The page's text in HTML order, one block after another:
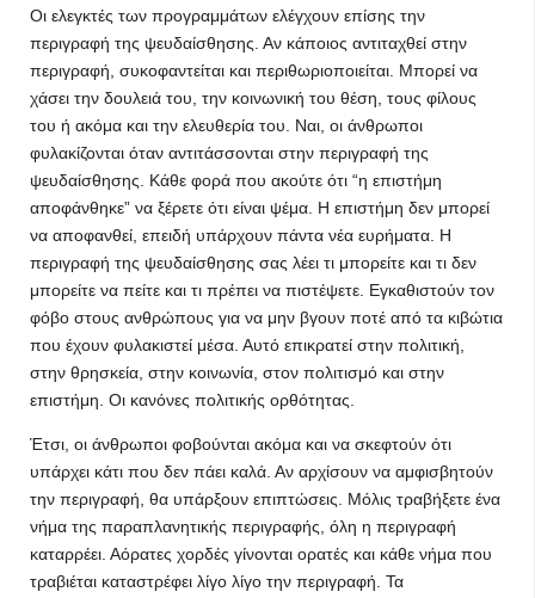
Οι ελεγκτές των προγραμμάτων ελέγχουν επίσης την
περιγραφή της ψευδαίσθησης. Αν κάποιος αντιταχθεί στην
περιγραφή, συκοφαντείται και περιθωριοποιείται. Μπορεί να
χάσει την δουλειά του, την κοινωνική του θέση, τους φίλους
του ή ακόμα και την ελευθερία του. Ναι, οι άνθρωποι
φυλακίζονται όταν αντιτάσσονται στην περιγραφή της
ψευδαίσθησης. Κάθε φορά που ακούτε ότι “η επιστήμη
αποφάνθηκε” να ξέρετε ότι είναι ψέμα. Η επιστήμη δεν μπορεί
να αποφανθεί, επειδή υπάρχουν πάντα νέα ευρήματα. Η
περιγραφή της ψευδαίσθησης σας λέει τι μπορείτε και τι δεν
μπορείτε να πείτε και τι πρέπει να πιστέψετε. Εγκαθιστούν τον
φόβο στους ανθρώπους για να μην βγουν ποτέ από τα κιβώτια
που έχουν φυλακιστεί μέσα. Αυτό επικρατεί στην πολιτική,
στην θρησκεία, στην κοινωνία, στον πολιτισμό και στην
επιστήμη. Οι κανόνες πολιτικής ορθότητας.
Έτσι, οι άνθρωποι φοβούνται ακόμα και να σκεφτούν ότι
υπάρχει κάτι που δεν πάει καλά. Αν αρχίσουν να αμφισβητούν
την περιγραφή, θα υπάρξουν επιπτώσεις. Μόλις τραβήξετε ένα
νήμα της παραπλανητικής περιγραφής, όλη η περιγραφή
καταρρέει. Αόρατες χορδές γίνονται ορατές και κάθε νήμα που
τραβιέται καταστρέφει λίγο λίγο την περιγραφή. Τα